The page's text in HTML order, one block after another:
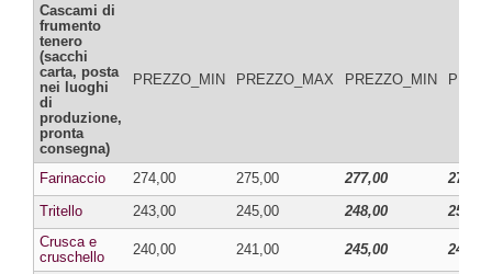
Cascami di
frumento
tenero
(sacchi
carta, posta
nei luoghi
di
produzione,
pronta
consegna)
PREZZO_MIN PREZZO_MAX PREZZO_MIN
Farinaccio 274,00 275,00 277,00
278,00
Tritello
243,00 245,00 248,00
250,00
Crusca e
cruschello
240,00 241,00 245,00 246,00